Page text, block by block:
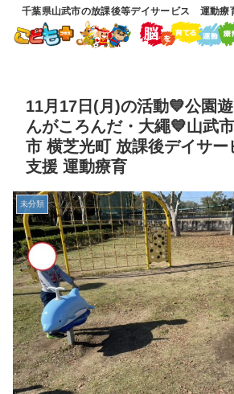
千葉県山武市の放課後等デイサービス 運動療
11月17日(月)の活動💙公園
んがころんだ・大繩💙山武
市 横芝光町 放課後デイサー
支援 運動療育
未分類